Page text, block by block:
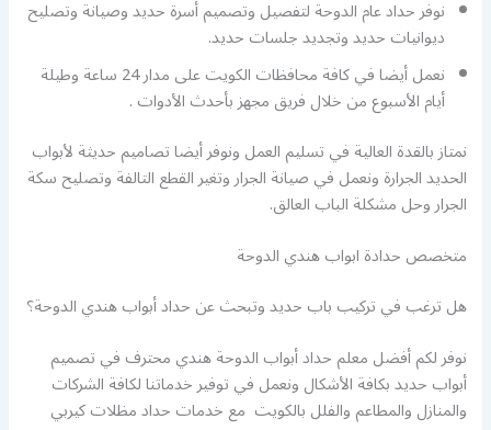
نوفر حداد عام الدوحة لتفصيل وتصميم أسرة حديد وصيانة وتصليح
ديوانيات حديد وتجديد جلسات حديد.
نعمل أيضا في كافة محافظات الكويت على مدار 24 ساعة وطيلة
أيام الأسبوع من خلال فريق مجهز بأحدث الأدوات .
نمتاز بالقدة العالية في تسليم العمل ونوفر أيضا تصاميم حديثة لأبواب
الحديد الجرارة ونعمل في صيانة الجرار وتغير القطع التالفة وتصليح سكة
الجرار وحل مشكلة الباب العالق.
متخصص حدادة ابواب هندي الدوحة
هل ترغب في تركيب باب حديد وتبحث عن حداد أبواب هندي الدوحة؟
نوفر لكم أفضل معلم حداد أبواب الدوحة هندي محترف في تصميم
أبواب حديد بكافة الأشكال ونعمل في توفير خدماتنا لكافة الشركات
والمنازل والمطاعم والفلل بالكويت مع خدمات حداد مظلات كيربي